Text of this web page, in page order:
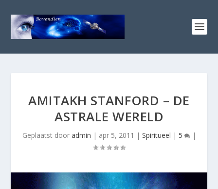
AMITAKH STANFORD – DE
ASTRALE WERELD
Geplaatst door admin | apr 5, 2011 | Spiritueel | 5 |